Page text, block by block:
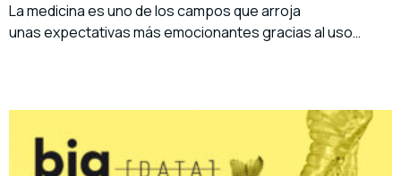
La medicina es uno de los campos que arroja
unas expectativas más emocionantes gracias al uso…